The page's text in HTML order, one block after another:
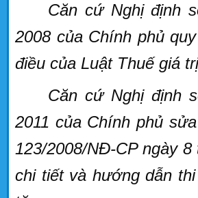
Căn cứ Nghị định
2008 của Chính phủ
điều của Luật Thuế giá
Căn cứ Nghị định
2011 của Chính phủ
123/2008/NĐ-CP ngày
chi tiết và hướng dẫn